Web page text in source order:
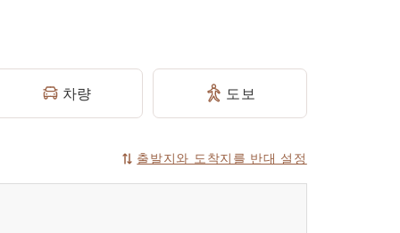
차량 도보
출발지와 도착지를 반대 설정